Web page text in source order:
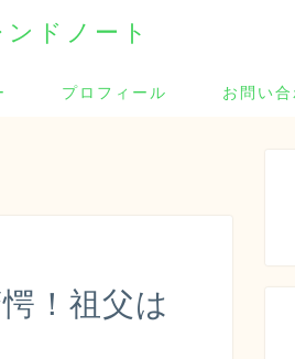
ドノート
プロフィール お問い
！祖父は